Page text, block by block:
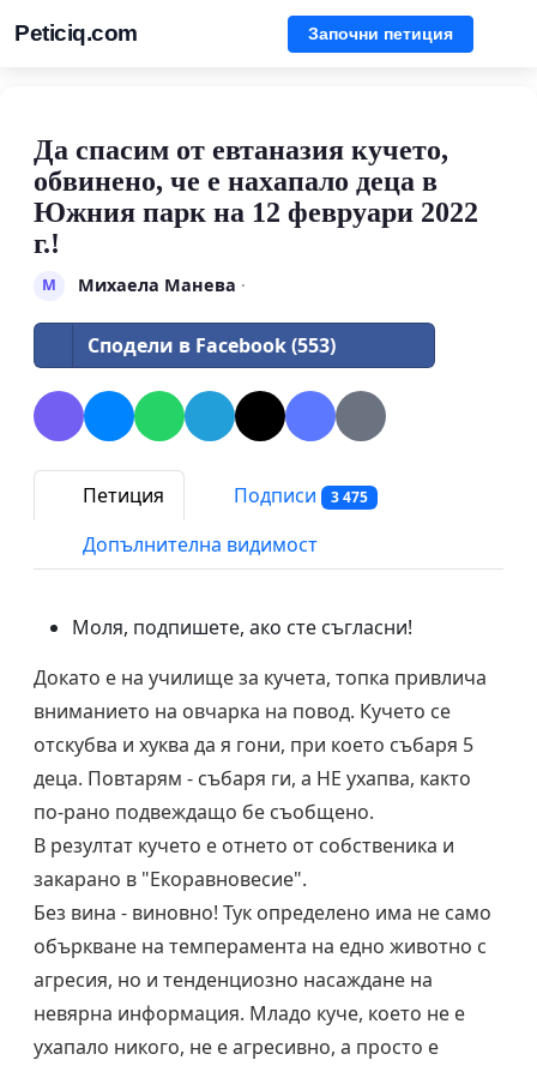
Peticiq.com Започни петиция
Да спасим от евтаназия кучето,
обвинено, че е нахапало деца в
Южния парк на 12 февруари 2022
г.!
М Михаела Манева ·
Сподели в Facebook (553)
Петиция Подписи 3 475
Допълнителна видимост
Моля, подпишете, ако сте съгласни!
Докато е на училище за кучета, топка привлича
вниманието на овчарка на повод. Кучето се
отскубва и хуква да я гони, при което събаря 5
деца. Повтарям - събаря ги, а НЕ ухапва, както
по-рано подвеждащо бе съобщено.
В резултат кучето е отнето от собственика и
закарано в "Екоравновесие".
Без вина - виновно! Тук определено има не само
объркване на темперамента на едно животно с
агресия, но и тенденциозно насаждане на
невярна информация. Младо куче, което не е
ухапало никого, не е агресивно, а просто е